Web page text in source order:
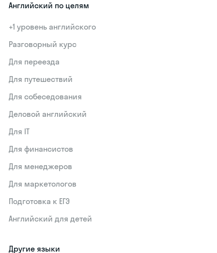
Английский по целям
+1 уровень английского
Разговорный курс
Для переезда
Для путешествий
Для собеседования
Деловой английский
Для IT
Для финансистов
Для менеджеров
Для маркетологов
Подготовка к ЕГЭ
Английский для детей
Другие языки